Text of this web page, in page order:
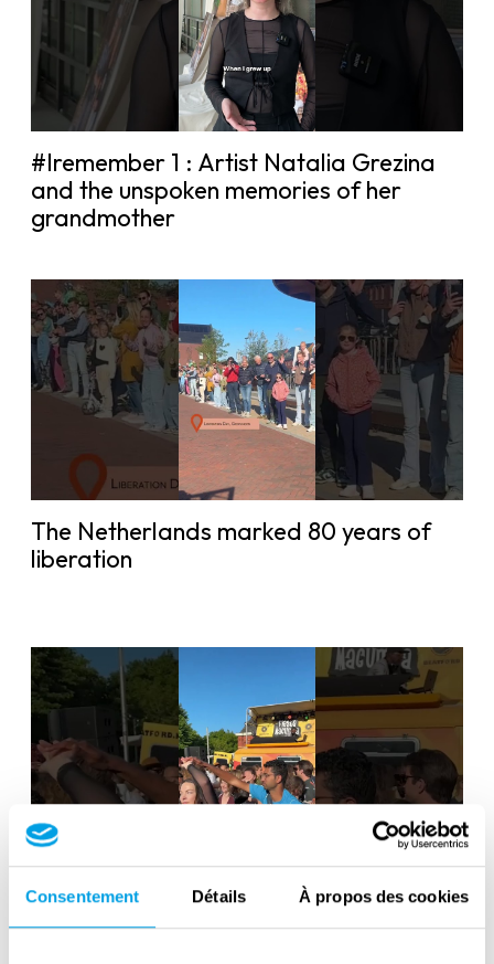
Consentement Détails À propos des cookies
#Iremember 1 : Artist Natalia Grezina
and the unspoken memories of her
grandmother
The Netherlands marked 80 years of
liberation
Liberation Day in the Netherlands: 80
years of freedom